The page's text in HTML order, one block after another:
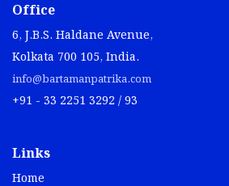
Office
6, J.B.S. Haldane Avenue,
Kolkata 700 105, India.
info@bartamanpatrika.com
+91 - 33 2251 3292 / 93
Links
Home